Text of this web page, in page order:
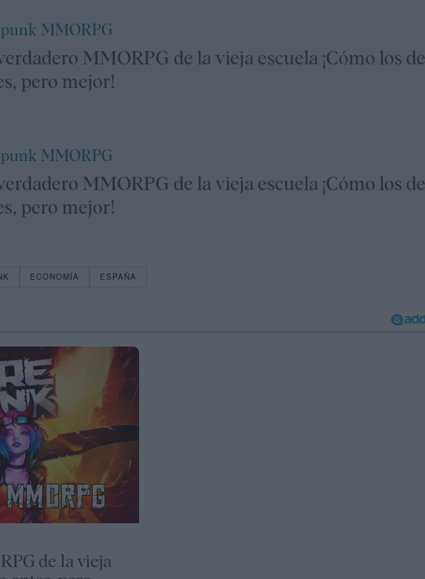
MMORPG
MMORPG de la vieja escuela ¡Cómo los de
pero mejor!
MMORPG
MMORPG de la vieja escuela ¡Cómo los de
pero mejor!
ECONOMÍA ESPAÑA
de la vieja